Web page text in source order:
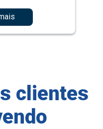
clientes